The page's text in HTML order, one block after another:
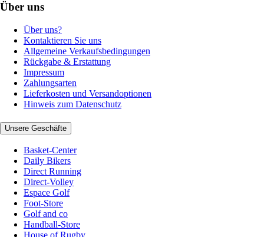
Über uns
Über uns?
Kontaktieren Sie uns
Allgemeine Verkaufsbedingungen
Rückgabe & Erstattung
Impressum
Zahlungsarten
Lieferkosten und Versandoptionen
Hinweis zum Datenschutz
Unsere Geschäfte
Basket-Center
Daily Bikers
Direct Running
Direct-Volley
Espace Golf
Foot-Store
Golf and co
Handball-Store